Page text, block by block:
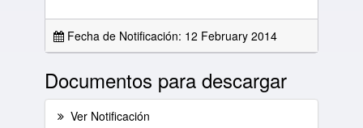
Fecha de Notificación: 12 February 2014
Documentos para descargar
Ver Notificación